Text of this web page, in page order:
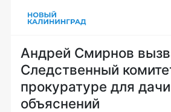
Андрей Смирнов
Следственный
прокуратуре для дачи
объяснений